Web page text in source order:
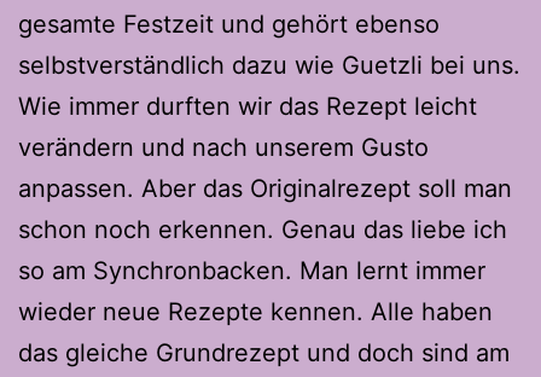
gesamte Festzeit und gehört ebenso
selbstverständlich dazu wie Guetzli bei uns.
Wie immer durften wir das Rezept leicht
verändern und nach unserem Gusto
anpassen. Aber das Originalrezept soll man
schon noch erkennen. Genau das liebe ich
so am Synchronbacken. Man lernt immer
wieder neue Rezepte kennen. Alle haben
das gleiche Grundrezept und doch sind am